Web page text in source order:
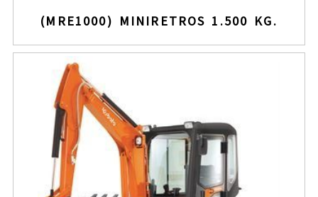
(MRE1000) MINIRETROS 1.500 KG.